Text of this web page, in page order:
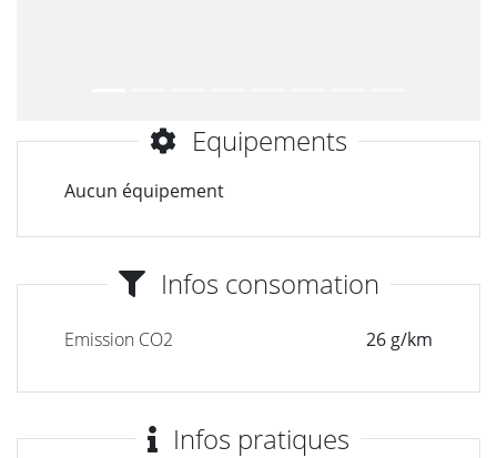
Equipements
Aucun équipement
Infos consomation
Emission CO2 26 g/km
Infos pratiques